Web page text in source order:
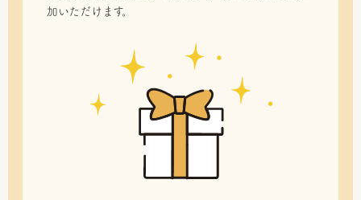
加いただけます。